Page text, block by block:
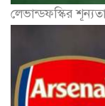
লেভান্ডফস্কির